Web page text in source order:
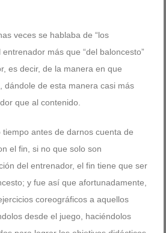
veces se hablaba de “los
más que “del baloncesto”
es decir, de la manera en que
dándole de esta manera casi más
que al contenido.
antes de darnos cuenta de
el fin, si no que solo son
del entrenador, el fin tiene que ser
y fue así que afortunadamente,
coreográficos a aquellos
desde el juego, haciéndolos